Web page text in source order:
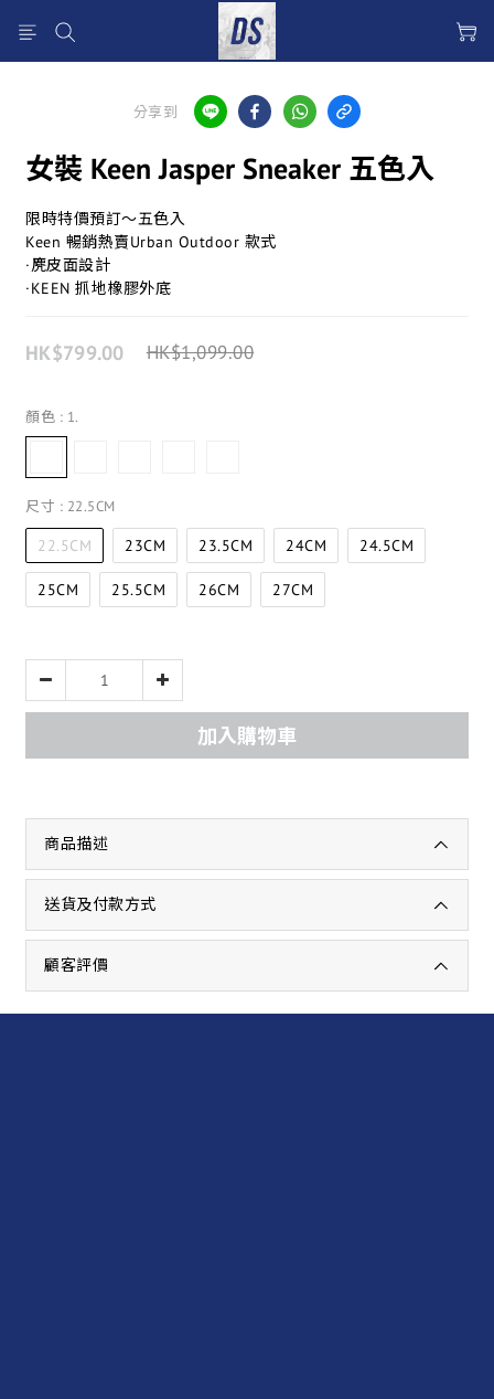
分享到
女裝 Keen Jasper Sneaker 五色入
限時特價預訂～五色入
Keen 暢銷熱賣Urban Outdoor 款式
·麂皮面設計
·KEEN 抓地橡膠外底
HK$799.00 HK$1,099.00
顏色 : 1.
尺寸 : 22.5CM
22.5CM 23CM 23.5CM 24CM 24.5CM
25CM 25.5CM 26CM 27CM
加入購物車
商品描述
送貨及付款方式
顧客評價